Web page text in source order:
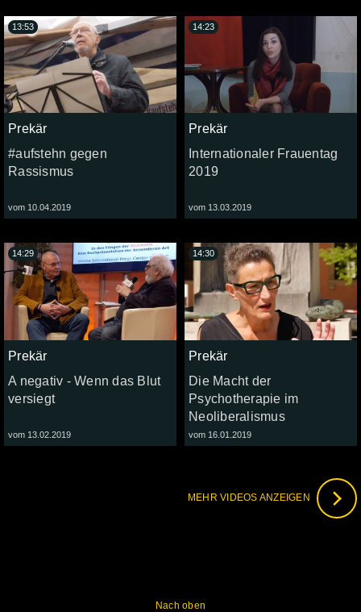
Prekär
#aufstehn gegen
Rassismus
vom 10.04.2019
13:53
Prekär
Internationaler Frauentag
2019
vom 13.03.2019
14:23
Prekär
A negativ - Wenn das Blut
versiegt
vom 13.02.2019
14:29
Prekär
Die Macht der
Psychotherapie im
Neoliberalismus
vom 16.01.2019
14:30
MEHR VIDEOS ANZEIGEN
Nach oben